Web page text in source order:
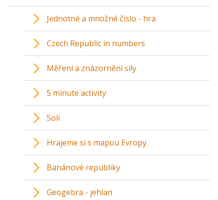
Jednotné a množné číslo - hra
Czech Republic in numbers
Měření a znázornění síly
5 minute activity
Soli
Hrajeme si s mapou Evropy
Banánové republiky
Geogebra - jehlan